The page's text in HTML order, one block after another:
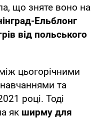
що зняте воно на
Ельблонг
від польського
цьогорічними
та
році. Тоді
як ширму для